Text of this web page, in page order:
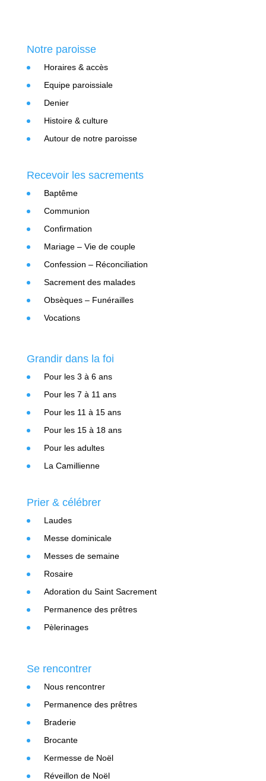
Notre paroisse
Horaires & accès
Equipe paroissiale
Denier
Histoire & culture
Autour de notre paroisse
Recevoir les sacrements
Baptême
Communion
Confirmation
Mariage – Vie de couple
Confession – Réconciliation
Sacrement des malades
Obsèques – Funérailles
Vocations
Grandir dans la foi
Pour les 3 à 6 ans
Pour les 7 à 11 ans
Pour les 11 à 15 ans
Pour les 15 à 18 ans
Pour les adultes
La Camillienne
Prier & célébrer
Laudes
Messe dominicale
Messes de semaine
Rosaire
Adoration du Saint Sacrement
Permanence des prêtres
Pèlerinages
Se rencontrer
Nous rencontrer
Permanence des prêtres
Braderie
Brocante
Kermesse de Noël
Réveillon de Noël